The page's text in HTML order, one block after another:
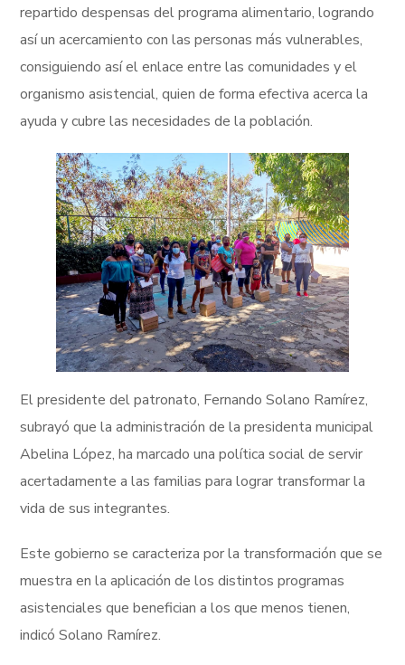
repartido despensas del programa alimentario, logrando
así un acercamiento con las personas más vulnerables,
consiguiendo así el enlace entre las comunidades y el
organismo asistencial, quien de forma efectiva acerca la
ayuda y cubre las necesidades de la población.
El presidente del patronato, Fernando Solano Ramírez,
subrayó que la administración de la presidenta municipal
Abelina López, ha marcado una política social de servir
acertadamente a las familias para lograr transformar la
vida de sus integrantes.
Este gobierno se caracteriza por la transformación que se
muestra en la aplicación de los distintos programas
asistenciales que benefician a los que menos tienen,
indicó Solano Ramírez.